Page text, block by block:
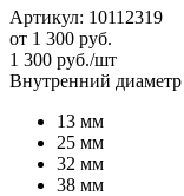
Артикул: 10112319
от 1 300 руб.
1 300 руб./шт
Внутренний диаметр
13 мм
25 мм
32 мм
38 мм